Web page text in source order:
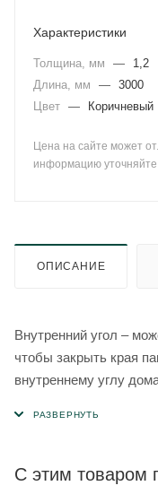
Характеристики
Толщина, мм —
1,2
Длина, мм
— 3000
Цвет — Коричневый
Цена на сайте может
информацию
ОПИСАНИЕ
Внутренний угол –
чтобы закрыть края
внутреннему углу
С этим товаром